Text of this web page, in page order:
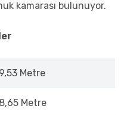
kamarası bulunuyor.
9,53 Metre
8,65 Metre